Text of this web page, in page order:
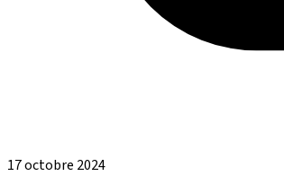
17 octobre 2024